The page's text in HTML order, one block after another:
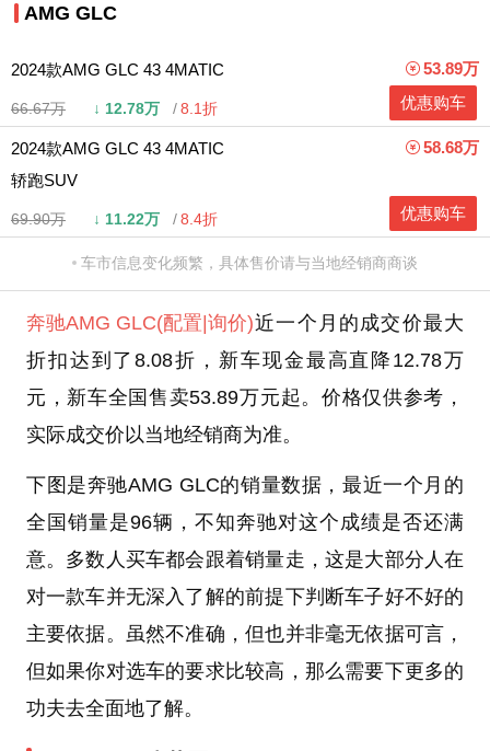
AMG GLC
2024款AMG GLC 43 4MATIC
66.67万 ↓ 12.78万 8.1折
53.89万
优惠购车
2024款AMG GLC 43 4MATIC
轿跑SUV
69.90万 ↓ 11.22万 8.4折
58.68万
优惠购车
车市信息变化频繁，具体售价请与当地经销商商谈
奔驰AMG GLC(配置|询价)近一个月的成交价最大
折扣达到了8.08折，新车现金最高直降12.78万
元，新车全国售卖53.89万元起。价格仅供参考，
实际成交价以当地经销商为准。
下图是奔驰AMG GLC的销量数据，最近一个月的
全国销量是96辆，不知奔驰对这个成绩是否还满
意。多数人买车都会跟着销量走，这是大部分人在
对一款车并无深入了解的前提下判断车子好不好的
主要依据。虽然不准确，但也并非毫无依据可言，
但如果你对选车的要求比较高，那么需要下更多的
功夫去全面地了解。